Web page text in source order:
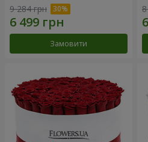
9 284 грн
Замовити